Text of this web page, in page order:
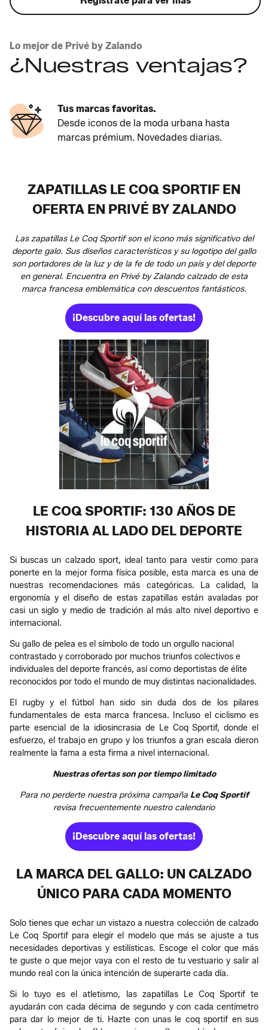
Lo mejor de Privé by Zalando
¿Nuestras ventajas?
Tus marcas favoritas.
Desde iconos de la moda urbana hasta
marcas prémium. Novedades diarias.
ZAPATILLAS LE COQ SPORTIF EN
OFERTA EN PRIVÉ BY ZALANDO
Las zapatillas Le Coq Sportif son el icono más significativo del
deporte galo. Sus diseños característicos y su logotipo del gallo
son portadores de la luz y de la fe de todo un país y del deporte
en general. Encuentra en Privé by Zalando calzado de esta
marca francesa emblemática con descuentos fantásticos.
¡Descubre aquí las ofertas!
LE COQ SPORTIF: 130 AÑOS DE
HISTORIA AL LADO DEL DEPORTE
Si buscas un calzado sport, ideal tanto para vestir como para
ponerte en la mejor forma física posible, esta marca es una de
nuestras recomendaciones más categóricas. La calidad, la
ergonomía y el diseño de estas zapatillas están avaladas por
casi un siglo y medio de tradición al más alto nivel deportivo e
internacional.
Su gallo de pelea es el símbolo de todo un orgullo nacional
contrastado y corroborado por muchos triunfos colectivos e
individuales del deporte francés, así como deportistas de élite
reconocidos por todo el mundo de muy distintas nacionalidades.
El rugby y el fútbol han sido sin duda dos de los pilares
fundamentales de esta marca francesa. Incluso el ciclismo es
parte esencial de la idiosincrasia de Le Coq Sportif, donde el
esfuerzo, el trabajo en grupo y los triunfos a gran escala dieron
realmente la fama a esta firma a nivel internacional.
Nuestras ofertas son por tiempo limitado
Para no perderte nuestra próxima campaña Le Coq Sportif
revisa frecuentemente nuestro calendario
¡Descubre aquí las ofertas!
LA MARCA DEL GALLO: UN CALZADO
ÚNICO PARA CADA MOMENTO
Solo tienes que echar un vistazo a nuestra colección de calzado
Le Coq Sportif para elegir el modelo que más se ajuste a tus
necesidades deportivas y estilísticas. Escoge el color que más
te guste o que mejor vaya con el resto de tu vestuario y salir al
mundo real con la única intención de superarte cada día.
Si lo tuyo es el atletismo, las zapatillas Le Coq Sportif te
ayudarán con cada décima de segundo y con cada centímetro
para dar lo mejor de ti. Hazte con unas le coq sportif en sus